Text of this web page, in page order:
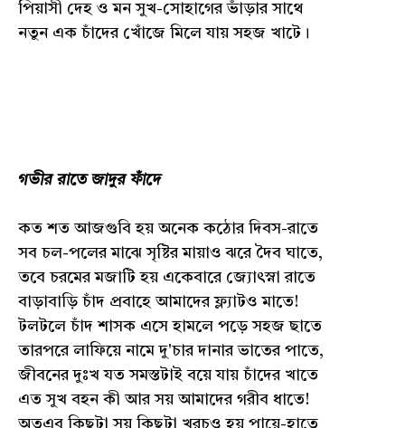
পিয়াসী দেহ ও মন সুখ-সোহাগের ভাঁড়ার সাথে
নতুন এক চাঁদের খোঁজে মিলে যায় সহজ খাটে।
গভীর রাতে জাদুর ফাঁদে
কত শত আজগুবি হয় অনেক কঠোর দিবস-রাতে
সব চল-পলের মাঝে সৃষ্টির মায়াও ঝরে দৈব ঘাতে,
তবে চরমের মজাটি হয় একেবারে জ্যোৎস্না রাতে
বাড়াবাড়ি চাঁদ প্রবাহে আমাদের ফ্ল্যাটও মাতে!
টলটলে চাঁদ শাসক এসে হামলে পড়ে সহজ ছাতে
তারপরে লাফিয়ে নামে দু'চার দানার ভাতের পাতে,
জীবনের দুঃখ যত সমস্তটাই বয়ে যায় চাঁদের খাতে
এত সুখ বহন কী আর সয় আমাদের গরীব ধাতে!
অতএব কিছুটা সয় কিছুটা খরচও হয় পায়ে-হাতে